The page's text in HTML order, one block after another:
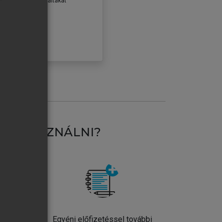
HASZNÁLNI?
Egyéni előfizetéssel további